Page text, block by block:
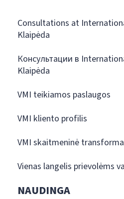
Consultations at
Klaipėda
Консультации в
Klaipėda
VMI teikiamos paslaugos
VMI kliento profilis
VMI skaitmeninė
Vienas langelis prievolėms
NAUDINGA